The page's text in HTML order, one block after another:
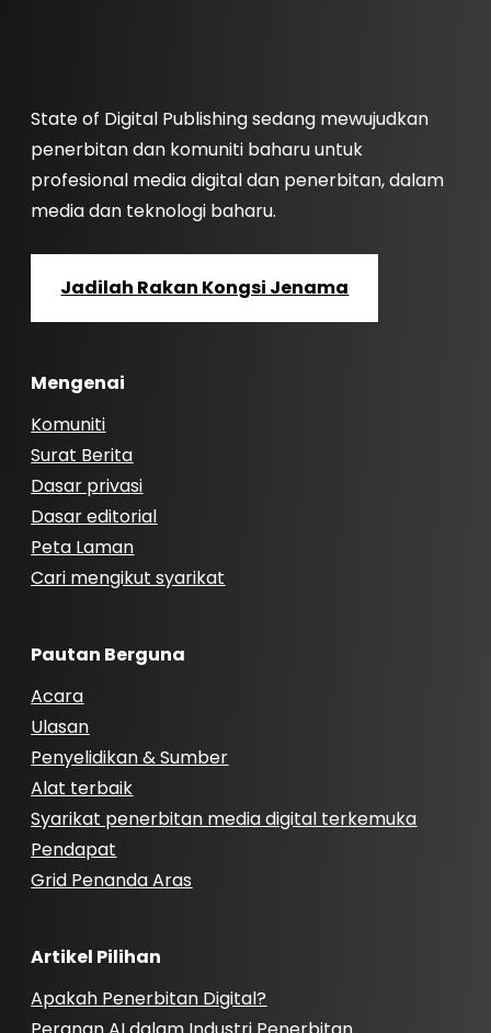
State of Digital Publishing sedang mewujudkan
penerbitan dan komuniti baharu untuk
profesional media digital dan penerbitan, dalam
media dan teknologi baharu.
Jadilah Rakan Kongsi Jenama
Mengenai
Komuniti
Surat Berita
Dasar privasi
Dasar editorial
Peta Laman
Cari mengikut syarikat
Pautan Berguna
Acara
Ulasan
Penyelidikan & Sumber
Alat terbaik
Syarikat penerbitan media digital terkemuka
Pendapat
Grid Penanda Aras
Artikel Pilihan
Apakah Penerbitan Digital?